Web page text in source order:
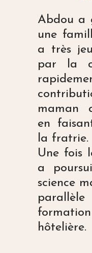
Abdou a
une
a très
par la
maman
en
la fratrie.
Une fois
a
science
hôtelière.